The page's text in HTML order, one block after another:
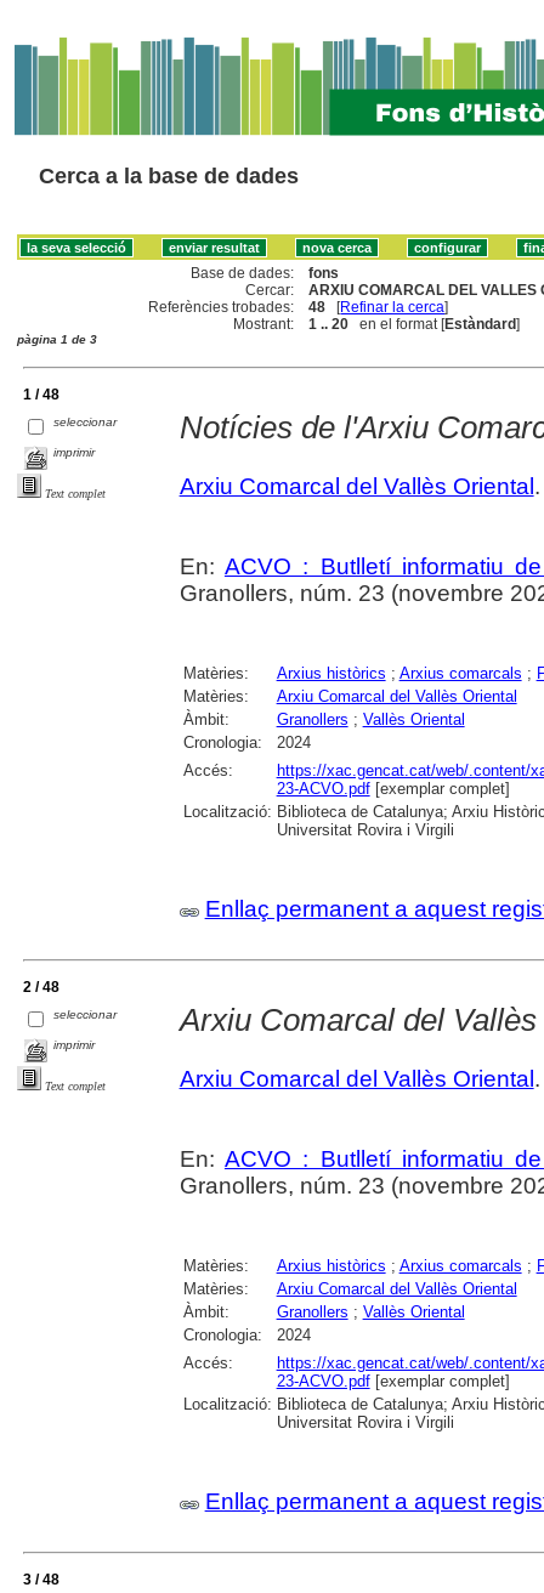
Cerca a la base de dades
Base de dades:
fons
Cercar:
ARXIU COMARCAL DEL VALLES
Referències trobades:
48 [Refinar la cerca]
Mostrant:
1 .. 20 en el format [Estàndard]
pàgina 1 de 3
1 / 48
seleccionar
imprimir
Text complet
Notícies de l'Arxiu
Arxiu Comarcal del Vallès Oriental .
En: ACVO : Butlletí informatiu
Granollers, núm. 23 (novembre
Matèries: Arxius històrics ; Arxius comarcals ;
Matèries:
Arxiu Comarcal del Vallès Oriental
Àmbit:
Granollers ; Vallès Oriental
Cronologia:
2024
Accés:
https://xac.gencat.cat/web/.content/
23-ACVO.pdf[exemplar complet]
Localització: Biblioteca de Catalunya; Arxiu
Universitat Rovira i Virgili
Enllaç permanent a aquest
2 / 48
seleccionar
imprimir
Text complet
Arxiu Comarcal del
Arxiu Comarcal del Vallès Oriental .
En: ACVO : Butlletí informatiu
Granollers, núm. 23 (novembre
Matèries: Arxius històrics ; Arxius comarcals ;
Matèries:
Arxiu Comarcal del Vallès Oriental
Àmbit:
Granollers ; Vallès Oriental
Cronologia:
2024
Accés:
https://xac.gencat.cat/web/.content/
23-ACVO.pdf[exemplar complet]
Localització: Biblioteca de Catalunya; Arxiu
Universitat Rovira i Virgili
Enllaç permanent a aquest
3 / 48